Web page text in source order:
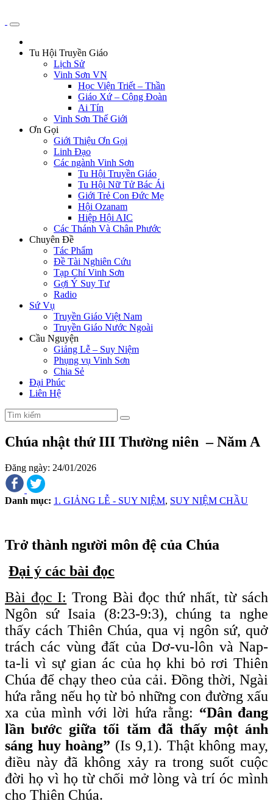
Tu Hội Truyền Giáo
Lịch Sử
Vinh Sơn VN
Học Viện Triết – Thần
Giáo Xứ – Cộng Đoàn
Ai Tín
Vinh Sơn Thế Giới
Ơn Gọi
Giới Thiệu Ơn Gọi
Linh Đạo
Các ngành Vinh Sơn
Tu Hội Truyền Giáo
Tu Hội Nữ Tử Bác Ái
Giới Trẻ Con Đức Mẹ
Hội Ozanam
Hiệp Hội AIC
Các Thánh Và Chân Phước
Chuyên Đề
Tác Phẩm
Đề Tài Nghiên Cứu
Tạp Chí Vinh Sơn
Gợi Ý Suy Tư
Radio
Sứ Vụ
Truyền Giáo Việt Nam
Truyền Giáo Nước Ngoài
Cầu Nguyện
Giảng Lễ – Suy Niệm
Phụng vụ Vinh Sơn
Chia Sẻ
Đại Phúc
Liên Hệ
Chúa nhật thứ III Thường niên – Năm A
Đăng ngày: 24/01/2026
Danh mục: 1. GIẢNG LỄ - SUY NIỆM, SUY NIỆM CHẦU
Trở thành người môn đệ của Chúa
Đại ý các bài đọc
Bài đọc I: Trong Bài đọc thứ nhất, từ sách
Ngôn sứ Isaia (8:23-9:3), chúng ta nghe
thấy cách Thiên Chúa, qua vị ngôn sứ, quở
trách các vùng đất của Dơ-vu-lôn và Nap-
ta-li vì sự gian ác của họ khi bỏ rơi Thiên
Chúa để chạy theo của cải. Đồng thời, Ngài
hứa rằng nếu họ từ bỏ những con đường xấu
xa của mình với lời hứa rằng: “Dân đang
lần bước giữa tối tăm đã thấy một ánh
sáng huy hoàng” (Is 9,1). Thật không may,
điều này đã không xảy ra trong suốt cuộc
đời họ vì họ từ chối mở lòng và trí óc mình
cho Thiên Chúa.